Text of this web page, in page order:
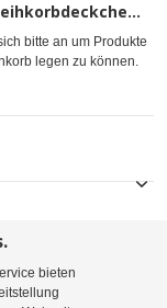
MILLER Weihkorbdeckchen, gekettelt 53x53cm
bitte an um Produkte
legen zu können.
bieten